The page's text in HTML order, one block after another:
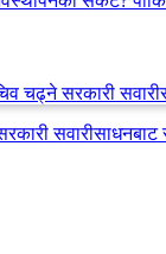
सवारीसाधनबाट